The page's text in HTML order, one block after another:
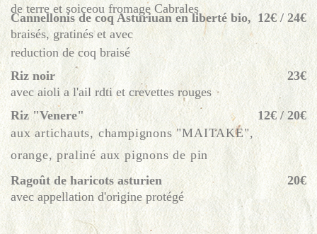
de terre et soiceou fromage Cabrales
Cannellonis de coq Asturiuan en liberté bio, 12€ / 24€
braisés, gratinés et avec
reduction de coq braisé
Riz noir
23€
avec aioli a l'ail rdti et crevettes rouges
Riz "Venere"
12€ / 20€
aux artichauts, champignons "MAITAKE",
orange, praliné aux pignons de pin
Ragoût de haricots asturien
20€
avec appellation d'origine protégé